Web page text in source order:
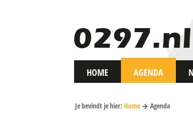
HOME AGENDA
Je bevindt je hier: Home Agenda